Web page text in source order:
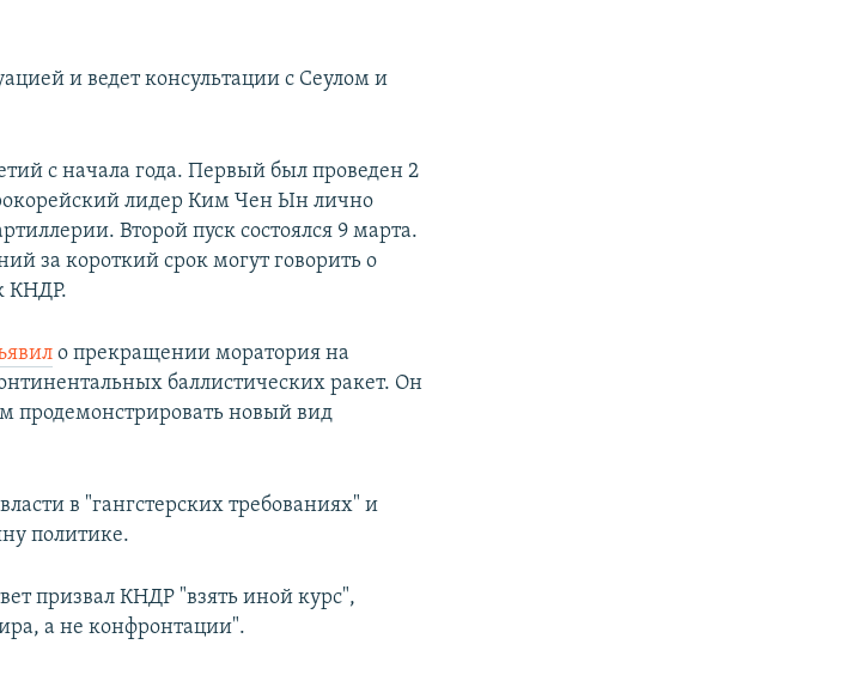
и ведет консультации с Сеулом и
с начала года. Первый был проведен 2
лидер Ким Чен Ын лично
Второй пуск состоялся 9 марта.
за короткий срок могут говорить о
КНДР.
о прекращении моратория на
баллистических ракет. Он
продемонстрировать новый вид
в "гангстерских требованиях" и
политике.
призвал КНДР "взять иной курс",
а не конфронтации".